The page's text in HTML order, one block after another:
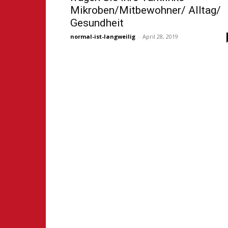
Mikroben/Mitbewohner/ Alltag/
Gesundheit
normal-ist-langweilig - April 28, 2019